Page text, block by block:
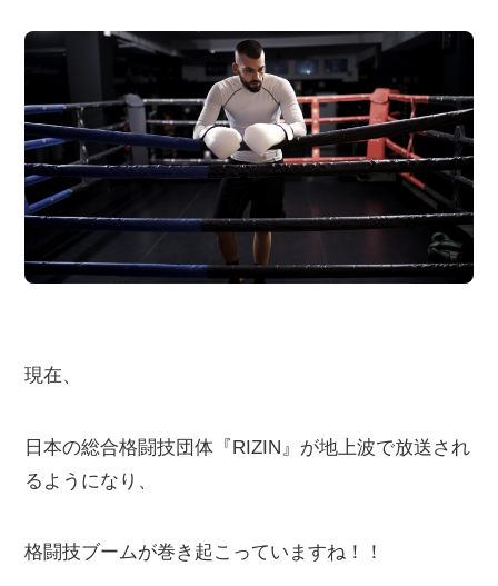
現在、
日本の総合格闘技団体『RIZIN』が地上波で放送され
るようになり、
格闘技ブームが巻き起こっていますね！！